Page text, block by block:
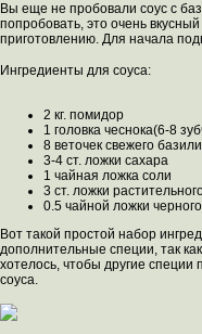
Вы еще не пробовали соус с
попробовать, это очень
приготовлению. Для начала
Ингредиенты для соуса:
2 кг. помидор
1 головка чеснока(6-8
8 веточек свежего
3-4 ст. ложки сахара
1 чайная ложка соли
3 ст. ложки
0.5 чайной ложки
Вот такой простой набор
дополнительные специи, так
хотелось, чтобы другие специи
соуса.